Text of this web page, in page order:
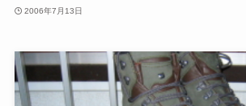
2006年7月13日